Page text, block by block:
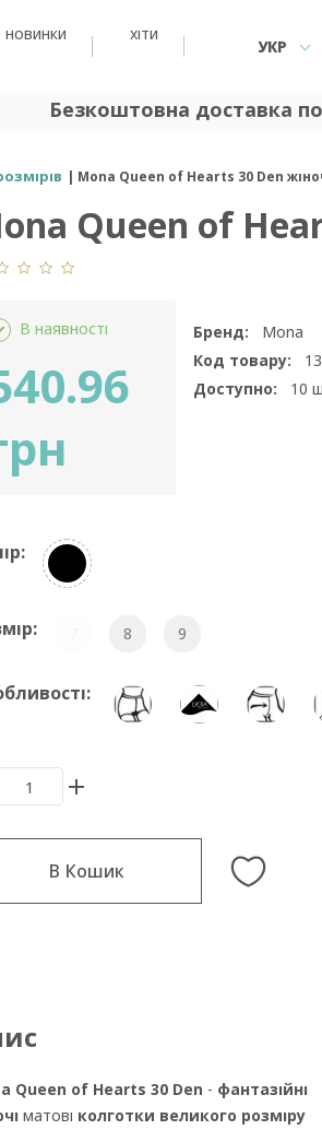
новинки хіти
УКР
Безкоштовна доставка по
Mona Queen of Hearts 30 Den
Queen of
В наявності Бренд:
Mona
Код товару:
Доступно:
10
8 9
В Кошик
Queen of Hearts 30 Den - фантазійні
матові колготки великого розміру